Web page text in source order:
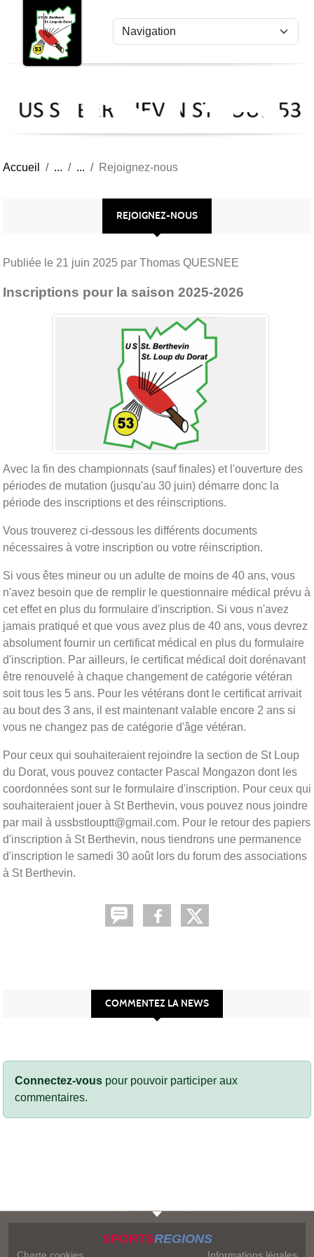
US
St
53
Accueil Rejoignez-nous
REJOIGNEZ-NOUS
Publiée le 21 juin 2025 par Thomas QUESNEE
Inscriptions pour la saison 2025-2026
Avec la fin des championnats (sauf finales) et l'ouverture des
périodes de mutation (jusqu'au 30 juin) démarre donc la
période des inscriptions et des réinscriptions.
Vous trouverez ci-dessous les différents documents
nécessaires à votre inscription ou votre réinscription.
Si vous êtes mineur ou un adulte de moins de 40 ans, vous
n'avez besoin que de remplir le questionnaire médical prévu à
cet effet en plus du formulaire d'inscription. Si vous n'avez
jamais pratiqué et que vous avez plus de 40 ans, vous devrez
absolument fournir un certificat médical en plus du formulaire
d'inscription. Par ailleurs, le certificat médical doit dorénavant
être renouvelé à chaque changement de catégorie vétéran
soit tous les 5 ans. Pour les vétérans dont le certificat arrivait
au bout des 3 ans, il est maintenant valable encore 2 ans si
vous ne changez pas de catégorie d'âge vétéran.
Pour ceux qui souhaiteraient rejoindre la section de St Loup
du Dorat, vous pouvez contacter Pascal Mongazon dont les
coordonnées sont sur le formulaire d'inscription. Pour ceux qui
souhaiteraient jouer à St Berthevin, vous pouvez nous joindre
par mail à ussbstlouptt@gmail.com. Pour le retour des papiers
d'inscription à St Berthevin, nous tiendrons une permanence
d'inscription le samedi 30 août lors du forum des associations
à St Berthevin.
COMMENTEZ LA NEWS
Connectez-vous pour pouvoir participer aux
commentaires.
SPORTSREGIONS
Panneau de gestion des cookies